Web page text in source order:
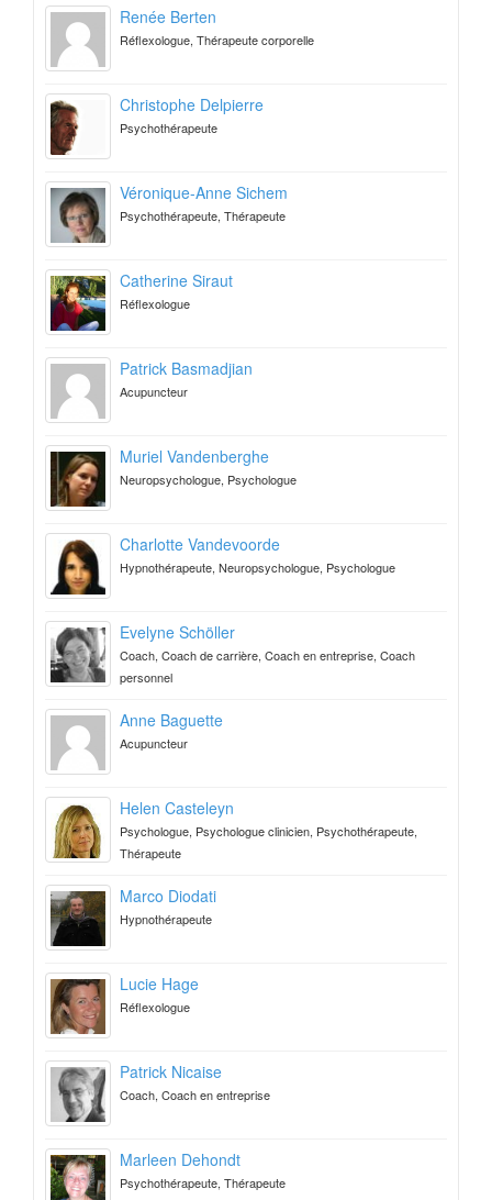
Renée Berten
Réflexologue, Thérapeute corporelle
Christophe Delpierre
Psychothérapeute
Véronique-Anne Sichem
Psychothérapeute, Thérapeute
Catherine Siraut
Réflexologue
Patrick Basmadjian
Acupuncteur
Muriel Vandenberghe
Neuropsychologue, Psychologue
Charlotte Vandevoorde
Hypnothérapeute, Neuropsychologue, Psychologue
Evelyne Schöller
Coach, Coach de carrière, Coach en entreprise, Coach
personnel
Anne Baguette
Acupuncteur
Helen Casteleyn
Psychologue, Psychologue clinicien, Psychothérapeute,
Thérapeute
Marco Diodati
Hypnothérapeute
Lucie Hage
Réflexologue
Patrick Nicaise
Coach, Coach en entreprise
Marleen Dehondt
Psychothérapeute, Thérapeute